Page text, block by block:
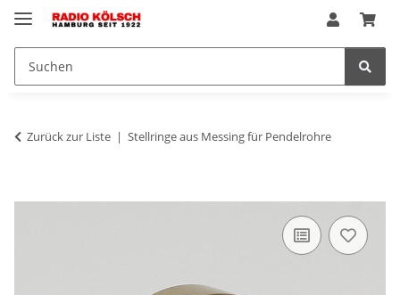
Zurück zur Liste Stellringe aus Messing für Pendelrohre